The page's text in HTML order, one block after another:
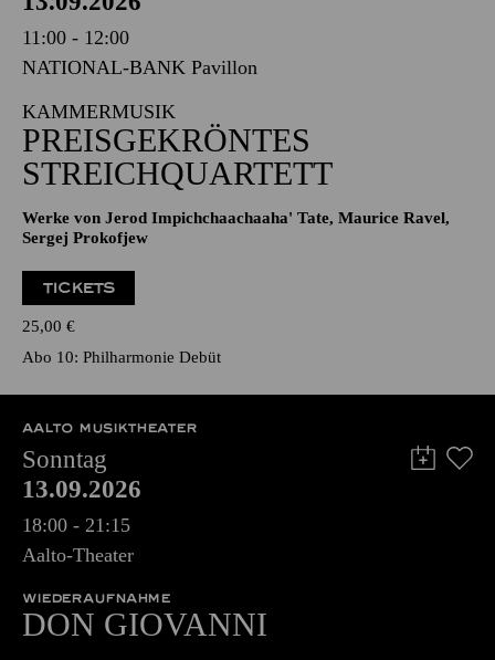
11:00 - 12:00
NATIONAL-BANK Pavillon
KAMMERMUSIK
PREISGEKRÖNTES
STREICHQUARTETT
Werke von Jerod Impichchaachaaha' Tate, Maurice Ravel,
Sergej Prokofjew
TICKETS
25,00 €
Abo 10: Philharmonie Debüt
AALTO MUSIKTHEATER
Sonntag
13.09.2026
18:00 - 21:15
Aalto-Theater
WIEDERAUFNAHME
DON GIO­VANNI